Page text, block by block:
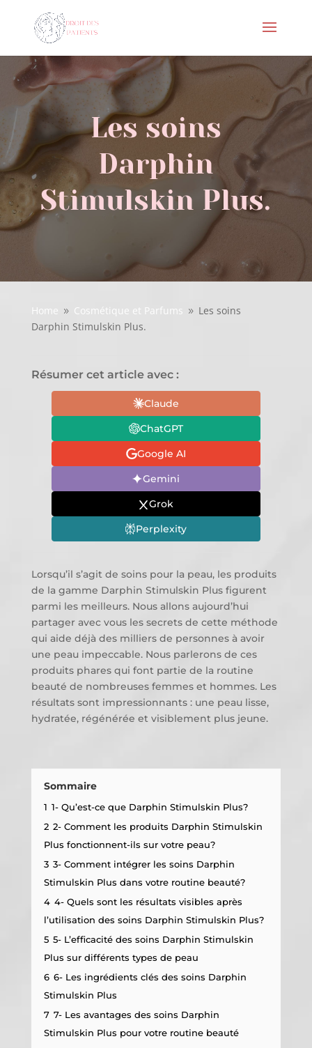
Les soins
Darphin
Stimulskin Plus.
Home 9 Cosmétique et Parfums 9 Les soins
Darphin Stimulskin Plus.
Résumer cet article avec :
Claude
ChatGPT
Google AI
Gemini
Grok
Perplexity
Lorsqu’il s’agit de soins pour la peau, les produits
de la gamme Darphin Stimulskin Plus figurent
parmi les meilleurs. Nous allons aujourd’hui
partager avec vous les secrets de cette méthode
qui aide déjà des milliers de personnes à avoir
une peau impeccable. Nous parlerons de ces
produits phares qui font partie de la routine
beauté de nombreuses femmes et hommes. Les
résultats sont impressionnants : une peau lisse,
hydratée, régénérée et visiblement plus jeune.
Sommaire
1 1- Qu’est-ce que Darphin Stimulskin Plus?
2 2- Comment les produits Darphin Stimulskin
Plus fonctionnent-ils sur votre peau?
3 3- Comment intégrer les soins Darphin
Stimulskin Plus dans votre routine beauté?
4 4- Quels sont les résultats visibles après
l’utilisation des soins Darphin Stimulskin Plus?
5 5- L’efficacité des soins Darphin Stimulskin
Plus sur différents types de peau
6 6- Les ingrédients clés des soins Darphin
Stimulskin Plus
7 7- Les avantages des soins Darphin
Stimulskin Plus pour votre routine beauté